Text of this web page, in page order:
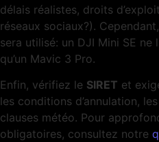
délais réalistes, droits
réseaux sociaux?).
sera utilisé: un DJI Mini SE
qu’un Mavic 3 Pro.
Enfin, vérifiez le SIRET et
les conditions d’annulation,
clauses météo. Pour
obligatoires, consultez notre